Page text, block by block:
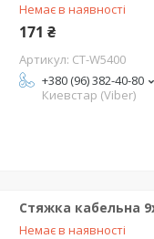
Немає в наявності
171 ₴
CT-W5400
+380 (96) 382-40-80
Киевстар (Viber)
Стяжка кабельна
Немає в наявності